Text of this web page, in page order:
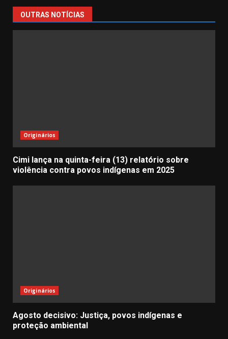
OUTRAS NOTÍCIAS
Originários
Cimi lança na quinta-feira (13) relatório sobre
violência contra povos indígenas em 2025
Originários
Agosto decisivo: Justiça, povos indígenas e
proteção ambiental